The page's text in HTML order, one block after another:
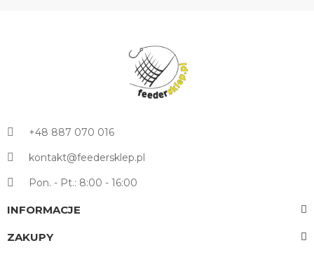
+48 887 070 016
kontakt@feedersklep.pl
Pon. - Pt.: 8:00 - 16:00
INFORMACJE
ZAKUPY